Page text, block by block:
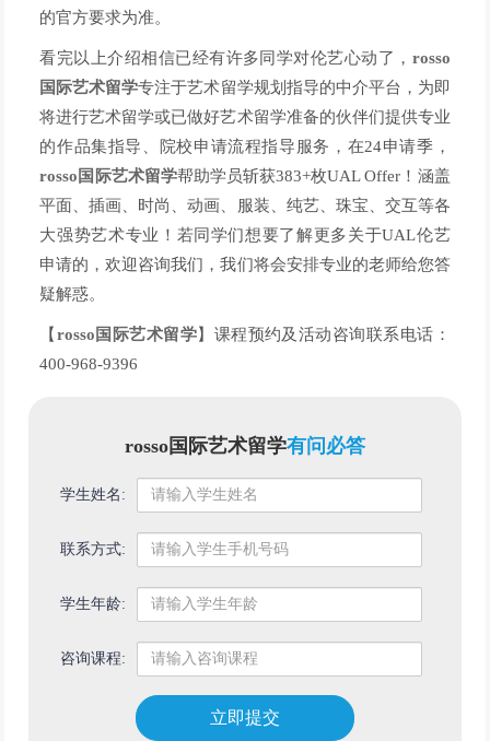
的官方要求为准。
看完以上介绍相信已经有许多同学对伦艺心动了， rosso
国际艺术留学专注于艺术留学规划指导的中介平台，为即
将进行艺术留学或已做好艺术留学准备的伙伴们提供专业
的作品集指导、院校申请流程指导服务，在24申请季，
rosso国际艺术留学帮助学员斩获383+枚UAL Offer！涵盖
平面、插画、时尚、动画、服装、纯艺、珠宝、交互等各
大强势艺术专业！若同学们想要了解更多关于UAL伦艺
申请的，欢迎咨询我们，我们将会安排专业的老师给您答
疑解惑。
【 rosso国际艺术留学】课程预约及活动咨询联系电话：
400-968-9396
rosso国际艺术留学有问必答
学生姓名:
联系方式:
学生年龄:
咨询课程:
立即提交